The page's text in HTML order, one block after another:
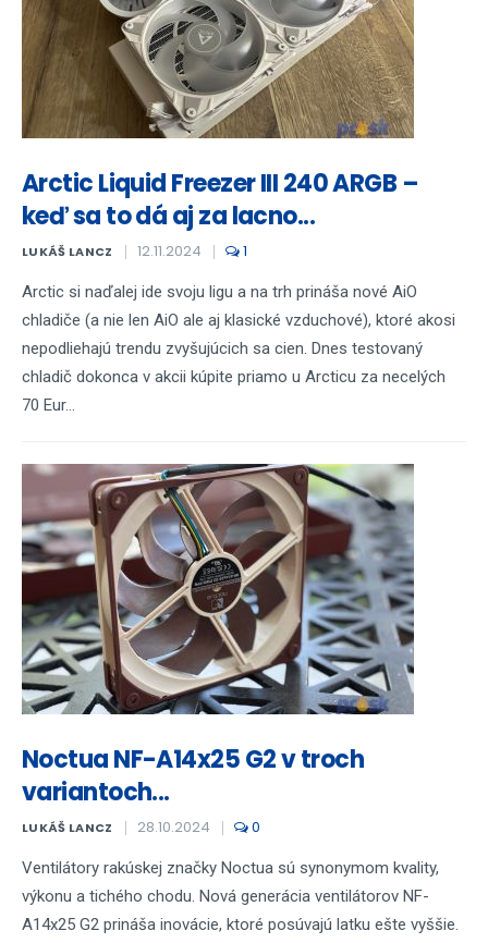
Arctic Liquid Freezer III 240 ARGB –
keď sa to dá aj za lacno...
LUKÁŠ LANCZ 12.11.2024 1
Arctic si naďalej ide svoju ligu a na trh prináša nové AiO
chladiče (a nie len AiO ale aj klasické vzduchové), ktoré akosi
nepodliehajú trendu zvyšujúcich sa cien. Dnes testovaný
chladič dokonca v akcii kúpite priamo u Arcticu za necelých
70 Eur...
Noctua NF-A14x25 G2 v troch
variantoch...
LUKÁŠ LANCZ 28.10.2024 0
Ventilátory rakúskej značky Noctua sú synonymom kvality,
výkonu a tichého chodu. Nová generácia ventilátorov NF-
A14x25 G2 prináša inovácie, ktoré posúvajú latku ešte vyššie.